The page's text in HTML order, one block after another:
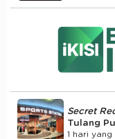
Secret
Tulang
1 hari yang